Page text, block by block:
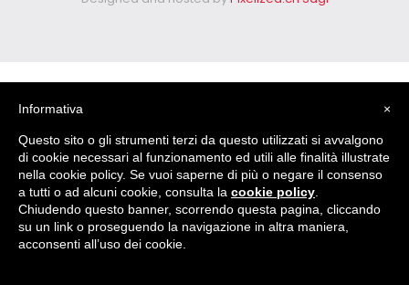
×
Informativa
Questo sito o gli strumenti terzi da questo utilizzati si avvalgono
di cookie necessari al funzionamento ed utili alle finalità illustrate
nella cookie policy. Se vuoi saperne di più o negare il consenso
a tutti o ad alcuni cookie, consulta la cookie policy
Chiudendo questo banner, scorrendo questa pagina, cliccando
su un link o proseguendo la navigazione in altra maniera,
acconsenti all’uso dei cookie.